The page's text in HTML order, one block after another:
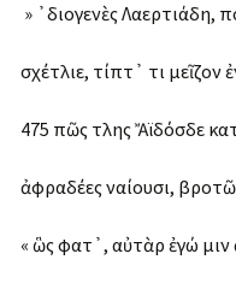
» ᾽διογενὲς Λαερτιάδη,
σχέτλιε, τίπτ᾽ ἔτι μεῖζον
475 πῶς ἔτλης Ἄϊδόσδε
ἀφραδέες ναίουσι,
« ὣς ἔφατ᾽, αὐτὰρ ἐγώ